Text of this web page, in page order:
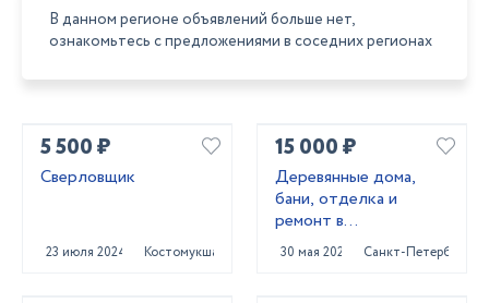
В данном регионе объявлений больше нет,
ознакомьтесь с предложениями в соседних регионах
5 500 ₽
Сверловщик
23 июля 2024 Костомукша
15 000 ₽
Деревянные дома,
бани, отделка и
ремонт в
Приозерском и
Выборгском районах
30 мая 2025 Санкт-Петербург